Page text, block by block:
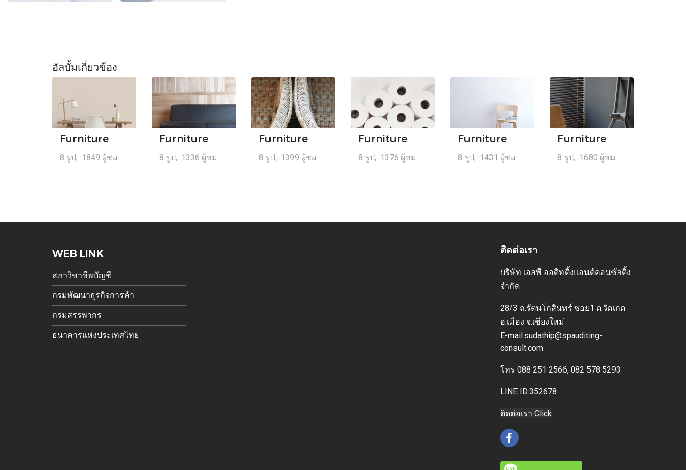
อัลบั้มเกี่ยวข้อง
Furniture
8 รูป, 1849 ผู้ชม
Furniture
8 รูป, 1336 ผู้ชม
Furniture
8 รูป, 1399 ผู้ชม
Furniture
8 รูป, 1376 ผู้ชม
Furniture
8 รูป, 1431 ผู้ชม
Furniture
8 รูป, 1680 ผู้ชม
WEB LINK
สภาวิชาชีพบัญชี
กรมพัฒนาธุรกิจการค้า
กรมสรรพากร
ธนาคารแห่งประเทศไทย
ติดต่อเรา
บริษัท เอสพี ออดิทติ้งแอนด์คอนซัลติ้ง
จำกัด
28/3 ถ.รัตนโกสินทร์ ซอย1 ต.วัดเกต
อ.เมือง จ.เชียงใหม่
E-mail:sudathip@spauditing-
consult.com
โทร 088 251 2566, 082 578 5293
LINE ID:352678
ติดต่อเรา Click